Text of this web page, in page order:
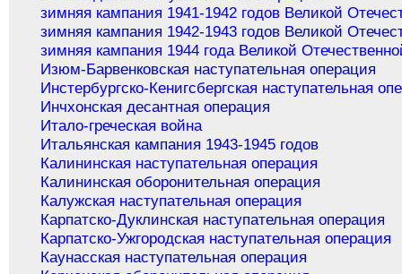
зимняя кампания 1941-1942 годов Великой
зимняя кампания 1942-1943 годов Великой
зимняя кампания 1944 года Великой
Изюм-Барвенковская наступательная операция
Инстербургско-Кенигсбергская наступательная
Инчхонская десантная операция
Итало-греческая война
Итальянская кампания 1943-1945 годов
Калининская наступательная операция
Калининская оборонительная операция
Калужская наступательная операция
Карпатско-Дуклинская наступательная операция
Карпатско-Ужгородская наступательная операция
Каунасская наступательная операция